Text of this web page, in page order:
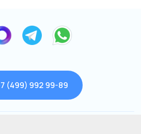
(499) 992 99-89